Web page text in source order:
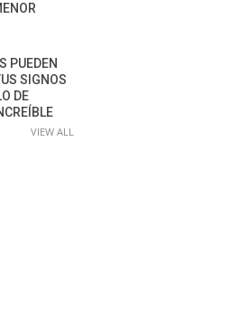
PUEDEN
SIGNOS
DE
VIEW ALL